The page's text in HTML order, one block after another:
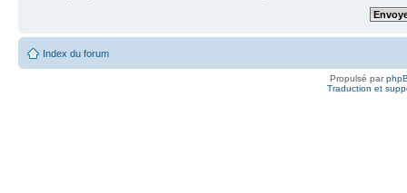
Index du forum
Propulsé par
Traduction et